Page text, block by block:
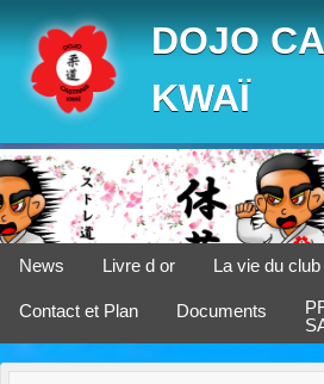
DOJO
KWAÏ
News Livre d or La vie du club
Contact et Plan Documents
Panneau de gestion des cookies